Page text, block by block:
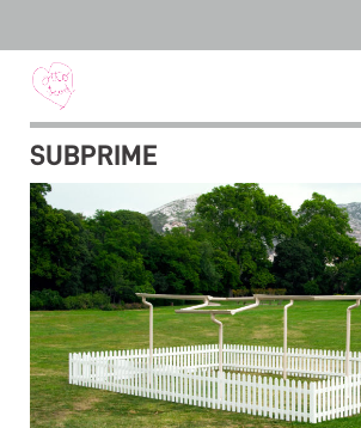
SUBPRIME